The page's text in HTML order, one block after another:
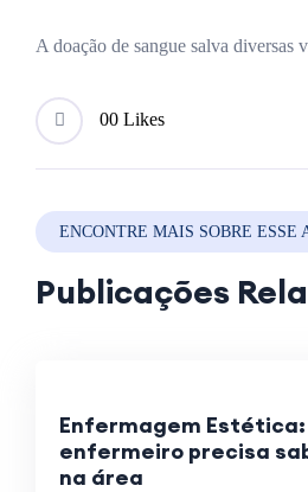
A doação de sangue salva diversas
00 Likes
ENCONTRE MAIS SOBRE ESSE
Publicações
Enfermagem Estética:
enfermeiro precisa
na área